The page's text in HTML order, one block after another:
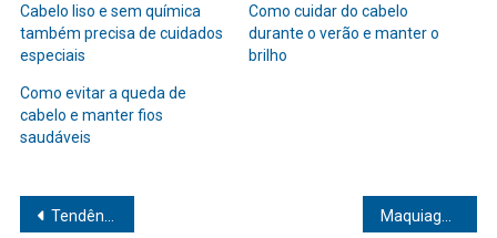
Cabelo liso e sem química
também precisa de cuidados
especiais
Como cuidar do cabelo
durante o verão e manter o
brilho
Como evitar a queda de
cabelo e manter fios
saudáveis
Navegação
Tendências de beleza 2025: o que esperar e como se preparar